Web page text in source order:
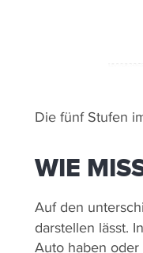
Die fünf Stufen
WIE
Auf den
darstellen lässt.
Auto haben oder